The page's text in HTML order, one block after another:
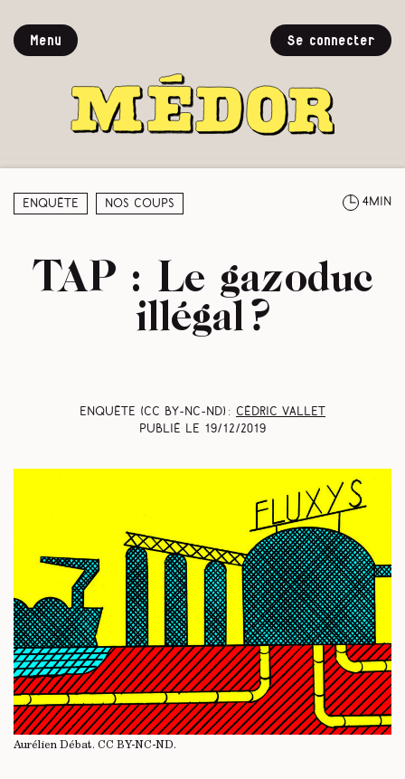
Menu Se connecter
Enquête Nos coups 4min
TAP : Le gazoduc
illégal ?
Enquête (CC BY-NC-ND) : Cédric Vallet
Publié le 19/12/2019
Aurélien Débat. CC BY-NC-ND.